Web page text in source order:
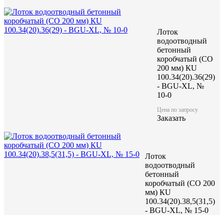
Лоток
водоотводный
бетонный
коробчатый (CO
200 мм) КU
100.34(20).36(29)
- BGU-XL, №
10-0
Цена по запросу
Заказать
Лоток
водоотводный
бетонный
коробчатый (CO 200
мм) КU
100.34(20).38,5(31,5)
- BGU-XL, № 15-0